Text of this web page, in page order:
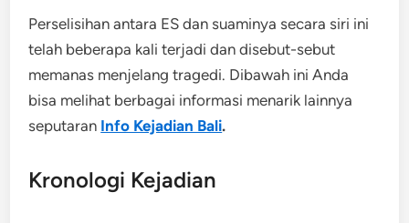
Perselisihan antara ES dan suaminya secara siri ini
telah beberapa kali terjadi dan disebut-sebut
memanas menjelang tragedi. Dibawah ini Anda
bisa melihat berbagai informasi menarik lainnya
seputaran Info Kejadian Bali.
Kronologi Kejadian